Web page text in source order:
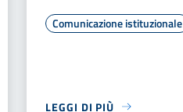
Comunicazione istituzionale
LEGGI DI PIÙ